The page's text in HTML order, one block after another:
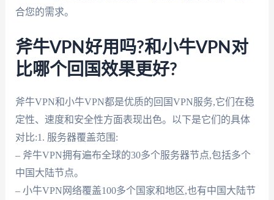
合您的需求。
斧牛VPN好用吗?和小牛VPN对
比哪个回国效果更好?
斧牛VPN和小牛VPN都是优质的回国VPN服务,它们在稳
定性、速度和安全性方面表现出色。以下是它们的具体
对比:1. 服务器覆盖范围:
– 斧牛VPN拥有遍布全球的30多个服务器节点,包括多个
中国大陆节点。
– 小牛VPN网络覆盖100多个国家和地区,也有中国大陆节